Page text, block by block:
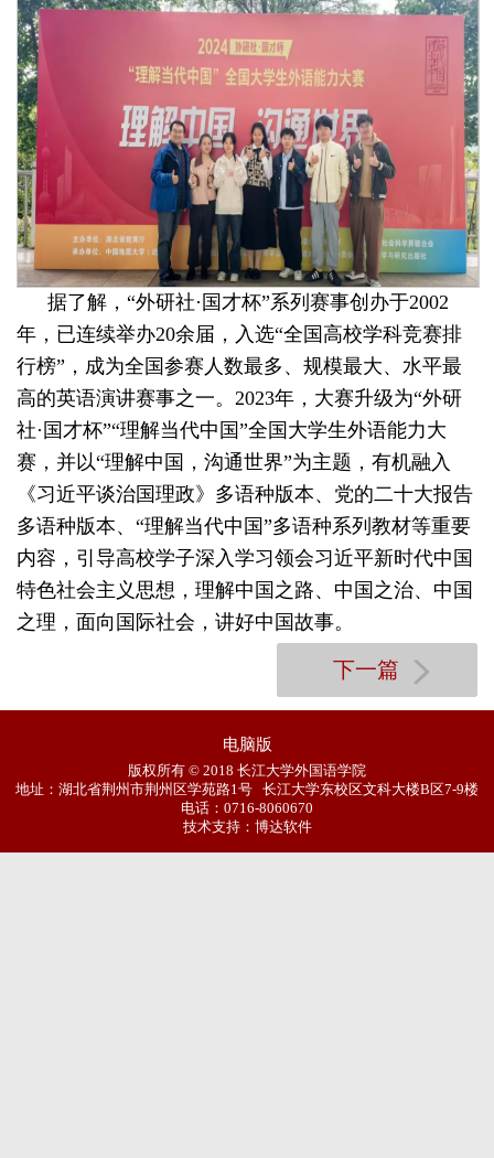
据了解，“外研社·国才杯”系列赛事创办于2002
年，已连续举办20余届，入选“全国高校学科竞赛排
行榜”，成为全国参赛人数最多、规模最大、水平最
高的英语演讲赛事之一。2023年，大赛升级为“外研
社·国才杯”“理解当代中国”全国大学生外语能力大
赛，并以“理解中国，沟通世界”为主题，有机融入
《习近平谈治国理政》多语种版本、党的二十大报告
多语种版本、“理解当代中国”多语种系列教材等重要
内容，引导高校学子深入学习领会习近平新时代中国
特色社会主义思想，理解中国之路、中国之治、中国
之理，面向国际社会，讲好中国故事。
下一篇
电脑版
版权所有 © 2018 长江大学外国语学院
地址：湖北省荆州市荆州区学苑路1号 长江大学东校区文科大楼B区7-9楼
电话：0716-8060670
技术支持：博达软件